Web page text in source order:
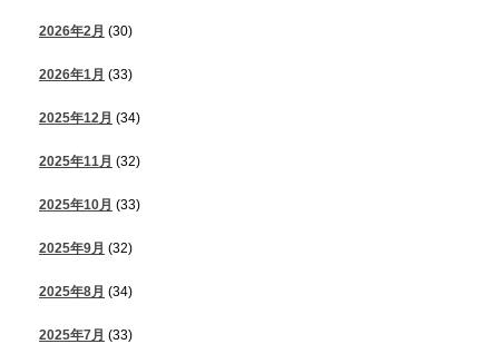
2026年2月 (30)
2026年1月 (33)
2025年12月 (34)
2025年11月 (32)
2025年10月 (33)
2025年9月 (32)
2025年8月 (34)
2025年7月 (33)